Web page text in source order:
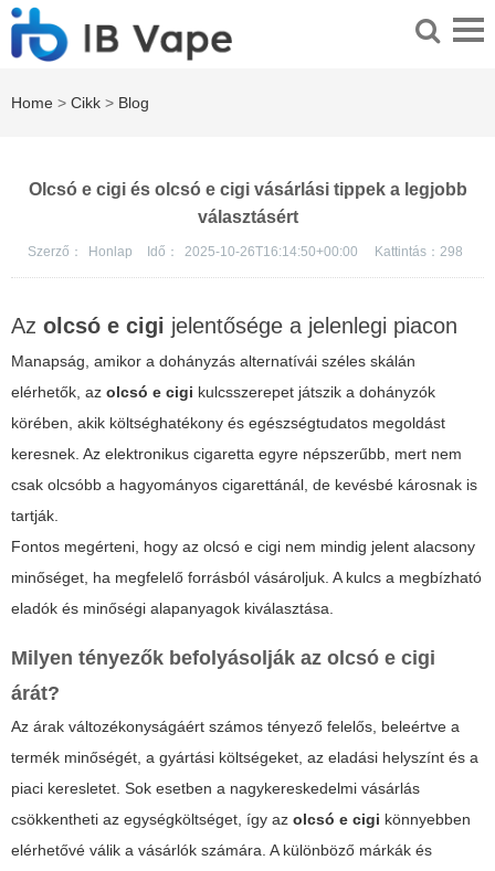
Home > Cikk > Blog
Olcsó e cigi és olcsó e cigi vásárlási tippek a legjobb
választásért
Szerző： Honlap Idő： 2025-10-26T16:14:50+00:00 Kattintás： 298
Az olcsó e cigi jelentősége a jelenlegi piacon
Manapság, amikor a dohányzás alternatívái széles skálán
elérhetők, az olcsó e cigi kulcsszerepet játszik a dohányzók
körében, akik költséghatékony és egészségtudatos megoldást
keresnek. Az elektronikus cigaretta egyre népszerűbb, mert nem
csak olcsóbb a hagyományos cigarettánál, de kevésbé károsnak is
tartják.
Fontos megérteni, hogy az olcsó e cigi nem mindig jelent alacsony
minőséget, ha megfelelő forrásból vásároljuk. A kulcs a megbízható
eladók és minőségi alapanyagok kiválasztása.
Milyen tényezők befolyásolják az olcsó e cigi
árát?
Az árak változékonyságáért számos tényező felelős, beleértve a
termék minőségét, a gyártási költségeket, az eladási helyszínt és a
piaci keresletet. Sok esetben a nagykereskedelmi vásárlás
csökkentheti az egységköltséget, így az olcsó e cigi könnyebben
elérhetővé válik a vásárlók számára. A különböző márkák és